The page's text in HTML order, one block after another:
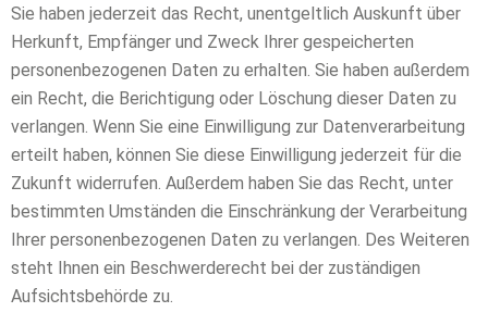
Sie haben jederzeit das Recht, unentgeltlich Auskunft über
Herkunft, Empfänger und Zweck Ihrer gespeicherten
personenbezogenen Daten zu erhalten. Sie haben außerdem
ein Recht, die Berichtigung oder Löschung dieser Daten zu
verlangen. Wenn Sie eine Einwilligung zur Datenverarbeitung
erteilt haben, können Sie diese Einwilligung jederzeit für die
Zukunft widerrufen. Außerdem haben Sie das Recht, unter
bestimmten Umständen die Einschränkung der Verarbeitung
Ihrer personenbezogenen Daten zu verlangen. Des Weiteren
steht Ihnen ein Beschwerderecht bei der zuständigen
Aufsichtsbehörde zu.